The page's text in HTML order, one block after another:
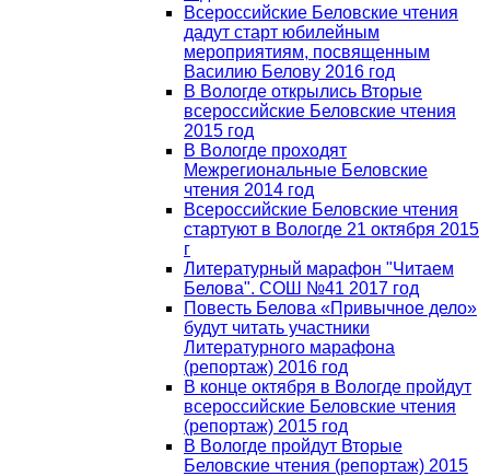
Всероссийские Беловские чтения
дадут старт юбилейным
мероприятиям, посвященным
Василию Белову 2016 год
В Вологде открылись Вторые
всероссийские Беловские чтения
2015 год
В Вологде проходят
Межрегиональные Беловские
чтения 2014 год
Всероссийские Беловские чтения
стартуют в Вологде 21 октября 2015
г
Литературный марафон "Читаем
Белова". СОШ №41 2017 год
Повесть Белова «Привычное дело»
будут читать участники
Литературного марафона
(репортаж) 2016 год
В конце октября в Вологде пройдут
всероссийские Беловские чтения
(репортаж) 2015 год
В Вологде пройдут Вторые
Беловские чтения (репортаж) 2015